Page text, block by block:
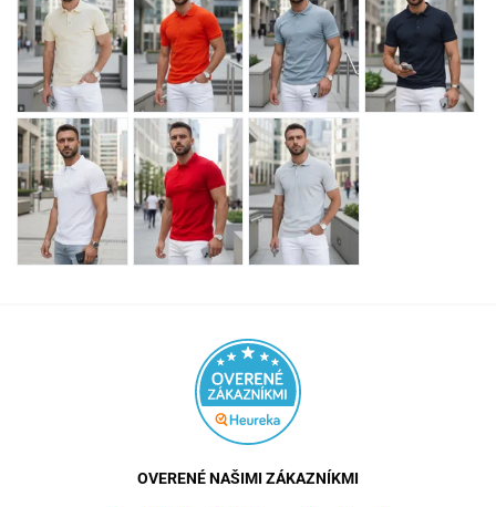
OVERENÉ NAŠIMI ZÁKAZNÍKMI